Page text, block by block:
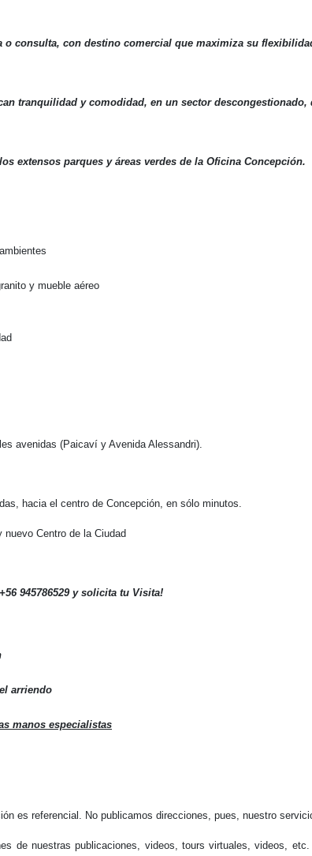
o consulta, con destino comercial que maximiza su
tranquilidad y comodidad, en un sector
extensos parques y áreas verdes de la Oficina Concepción.
y mueble aéreo
avenidas (Paicaví y Avenida Alessandri).
hacia el centro de Concepción, en sólo minutos.
Centro de la Ciudad
945786529 y solicita tu Visita!
arriendo
manos especialistas
es referencial. No publicamos direcciones, pues, nuestro
de nuestras publicaciones, videos, tours virtuales, videos,